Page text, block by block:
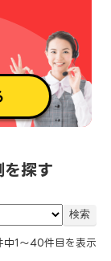
を探す
中1～40件目を表示